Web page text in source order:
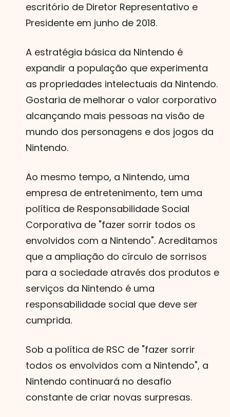
escritório de Diretor Representativo e
Presidente em junho de 2018.
A estratégia básica da Nintendo é
expandir a população que experimenta
as propriedades intelectuais da Nintendo.
Gostaria de melhorar o valor corporativo
alcançando mais pessoas na visão de
mundo dos personagens e dos jogos da
Nintendo.
Ao mesmo tempo, a Nintendo, uma
empresa de entretenimento, tem uma
política de Responsabilidade Social
Corporativa de "fazer sorrir todos os
envolvidos com a Nintendo". Acreditamos
que a ampliação do círculo de sorrisos
para a sociedade através dos produtos e
serviços da Nintendo é uma
responsabilidade social que deve ser
cumprida.
Sob a política de RSC de "fazer sorrir
todos os envolvidos com a Nintendo", a
Nintendo continuará no desafio
constante de criar novas surpresas.